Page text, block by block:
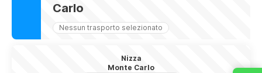
Carlo
Nessun trasporto selezionato
Nizza
Monte Carlo